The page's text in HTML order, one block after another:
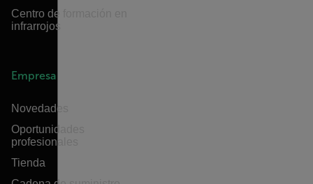
Centro de formación en
infrarrojos
Empresa
Novedades
Oportunidades
profesionales
Tienda